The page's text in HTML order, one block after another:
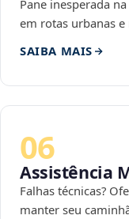
Pane inesperada
em rotas urbanas
SAIBA MAIS
06
Assistência
Falhas técnicas?
manter seu